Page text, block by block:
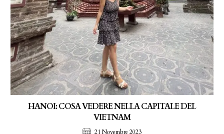
HANOI: COSA VEDERE NELLA CAPITALE DEL
VIETNAM
21 Novembre 2023